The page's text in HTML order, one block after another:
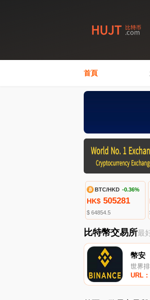
首頁
BTC/HKD -0.36%
HK$ 505281
$ 64854.5
比特幣交易所最
幣安
世界
URL